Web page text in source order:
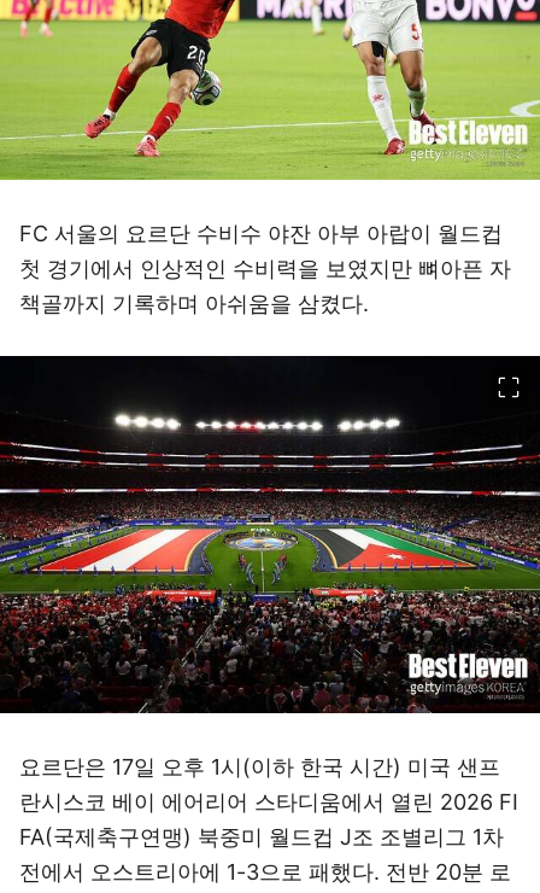
FC 서울의 요르단 수비수 야잔 아부 아랍이 월드컵
첫 경기에서 인상적인 수비력을 보였지만 뼈아픈 자
책골까지 기록하며 아쉬움을 삼켰다.
요르단은 17일 오후 1시(이하 한국 시간) 미국 샌프
란시스코 베이 에어리어 스타디움에서 열린 2026 FI
FA(국제축구연맹) 북중미 월드컵 J조 조별리그 1차
전에서 오스트리아에 1-3으로 패했다. 전반 20분 로